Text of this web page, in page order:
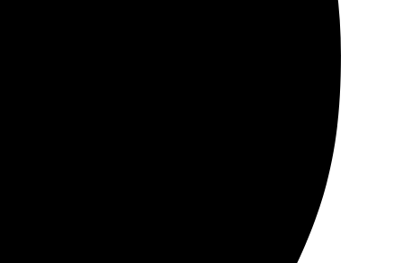
пару дней. Качество на высоте. Очень доволен